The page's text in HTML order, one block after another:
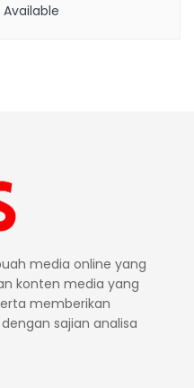
media online yang
konten media yang
memberikan
sajian analisa